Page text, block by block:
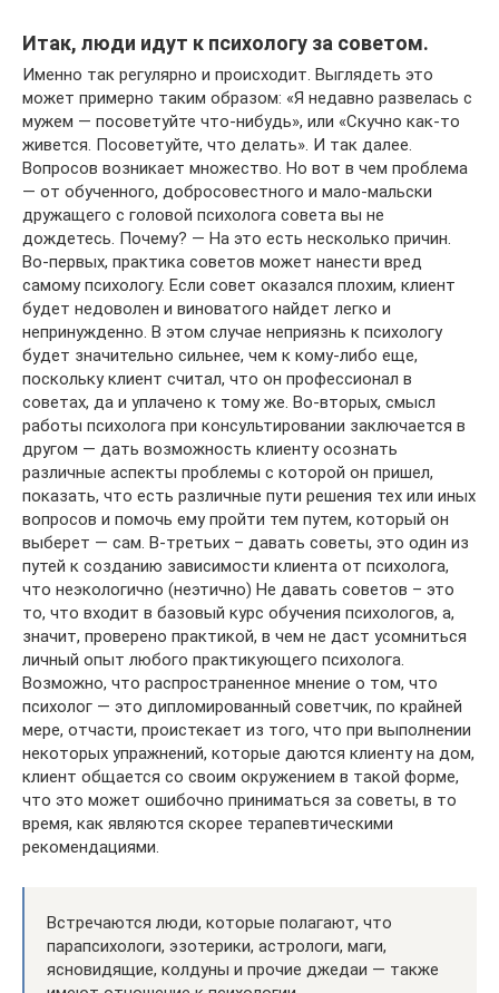
Итак, люди идут к психологу за советом.
Именно так регулярно и происходит. Выглядеть это
может примерно таким образом: «Я недавно развелась с
мужем — посоветуйте что-нибудь», или «Скучно как-то
живется. Посоветуйте, что делать». И так далее.
Вопросов возникает множество. Но вот в чем проблема
— от обученного, добросовестного и мало-мальски
дружащего с головой психолога совета вы не
дождетесь. Почему? — На это есть несколько причин.
Во-первых, практика советов может нанести вред
самому психологу. Если совет оказался плохим, клиент
будет недоволен и виноватого найдет легко и
непринужденно. В этом случае неприязнь к психологу
будет значительно сильнее, чем к кому-либо еще,
поскольку клиент считал, что он профессионал в
советах, да и уплачено к тому же. Во-вторых, смысл
работы психолога при консультировании заключается в
другом — дать возможность клиенту осознать
различные аспекты проблемы с которой он пришел,
показать, что есть различные пути решения тех или иных
вопросов и помочь ему пройти тем путем, который он
выберет — сам. В-третьих – давать советы, это один из
путей к созданию зависимости клиента от психолога,
что неэкологично (неэтично) Не давать советов – это
то, что входит в базовый курс обучения психологов, а,
значит, проверено практикой, в чем не даст усомниться
личный опыт любого практикующего психолога.
Возможно, что распространенное мнение о том, что
психолог — это дипломированный советчик, по крайней
мере, отчасти, проистекает из того, что при выполнении
некоторых упражнений, которые даются клиенту на дом,
клиент общается со своим окружением в такой форме,
что это может ошибочно приниматься за советы, в то
время, как являются скорее терапевтическими
рекомендациями.
Встречаются люди, которые полагают, что
парапсихологи, эзотерики, астрологи, маги,
ясновидящие, колдуны и прочие джедаи — также